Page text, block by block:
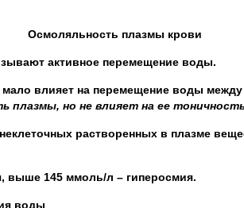
Осмоляльность плазмы крови
активное перемещение воды.
влияет на перемещение воды
плазмы, но не влияет на ее
растворенных в плазме
выше 145 ммоль/л – гиперосмия.
воды